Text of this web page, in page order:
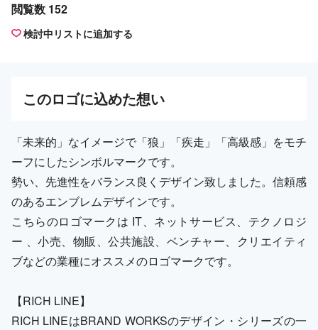
閲覧数 152
検討中リストに追加する
このロゴに込めた想い
「未来的」なイメージで「狼」「疾走」「高級感」をモチ
ーフにしたシンボルマークです。
勢い、先進性をバランス良くデザイン致しました。信頼感
のあるエンブレムデザインです。
こちらのロゴマークは IT、ネットサービス、テクノロジ
ー 、小売、物販、公共施設、ベンチャー、クリエイティ
ブなどの業種にオススメのロゴマークです。
【RICH LINE】
RICH LINEはBRAND WORKSのデザイン・シリーズの一